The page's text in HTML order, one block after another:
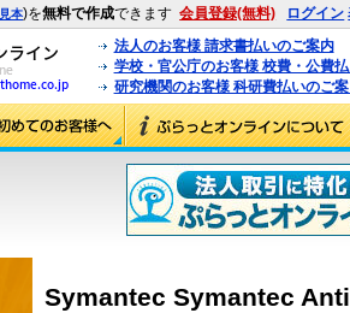
見本)を無料で作成できます 会員登録(無料) ログイン
法人のお客様 請求書払いのご案内
学校・官公庁のお客様 校費・公費
研究機関のお客様 科研費払いのご
Symantec Symantec